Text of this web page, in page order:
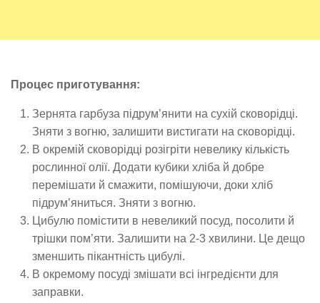
Процес приготування:
Зернята гарбуза підрум’янити на сухій сковорідці.
Зняти з вогню, залишити вистигати на сковорідці.
В окремій сковорідці розігріти невелику кількість
рослинної олії. Додати кубики хліба й добре
перемішати й смажити, помішуючи, доки хліб
підрум’яниться. Зняти з вогню.
Цибулю помістити в невеликий посуд, посолити й
трішки пом’яти. Залишити на 2-3 хвилини. Це дещо
зменшить пікантність цибулі.
В окремому посуді змішати всі інгредієнти для
заправки.